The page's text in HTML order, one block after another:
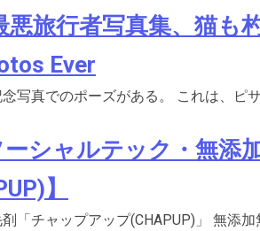
悪旅行者写真集、猫
Ever
写真でのポーズがある。 これは、ピ
シャルテック・無添
】
「チャップアップ(CHAPUP)」 無添